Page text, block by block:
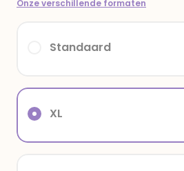
Onze verschillende formaten
XL
Standaard